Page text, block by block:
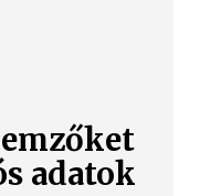
adatok